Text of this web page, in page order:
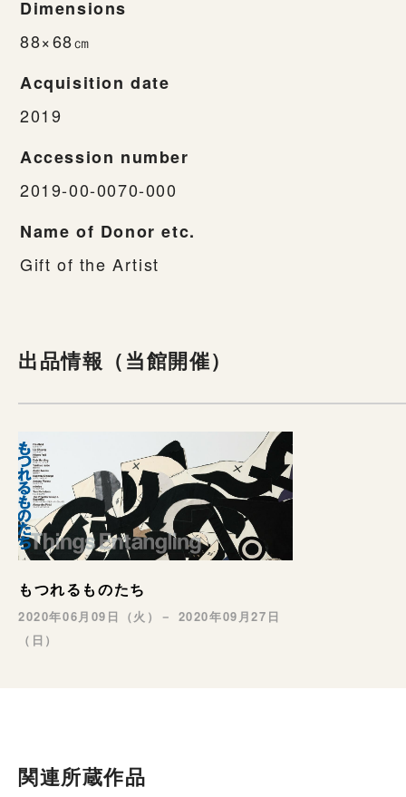
Dimensions
88×68㎝
Acquisition date
2019
Accession number
2019-00-0070-000
Name of Donor etc.
Gift of the Artist
出品情報（当館開催）
もつれるものたち
2020年06月09日（火）－ 2020年09月27日
（日）
関連所蔵作品